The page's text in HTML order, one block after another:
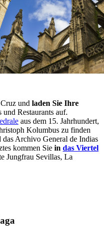
und laden Sie Ihre
Restaurants auf.
aus dem 15. Jahrhundert,
Kolumbus zu finden
Archivo General de Indias
kommen Sie in das Viertel
Jungfrau Sevillas, La